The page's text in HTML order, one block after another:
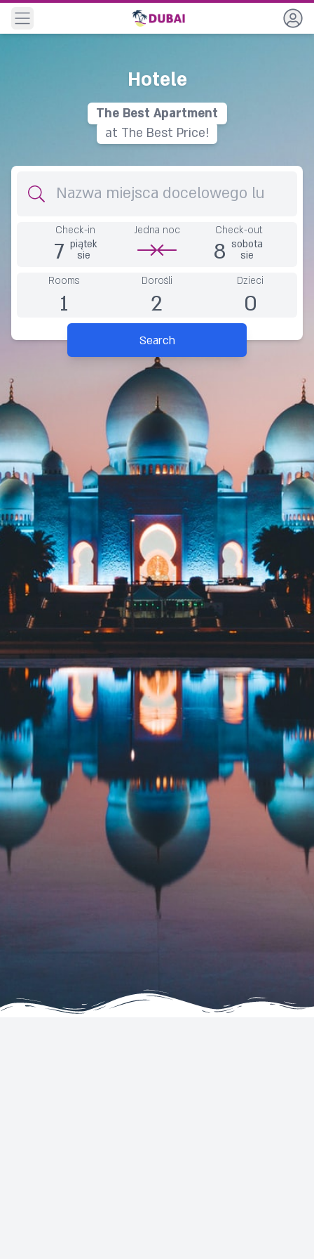
Navigation
Hotele
The Best Apartment
at The Best Price!
Check-in
7 piątek
sie
Jedna noc Check-out
8 sobota
sie
Rooms
1
Dorośli
2
Dzieci
0
Search